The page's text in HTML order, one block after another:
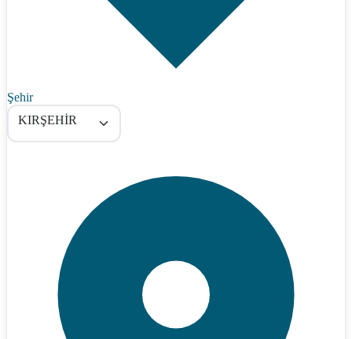
Şehir
KIRŞEHİR